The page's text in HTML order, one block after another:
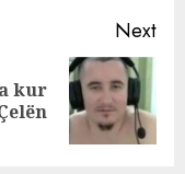
Next
kur